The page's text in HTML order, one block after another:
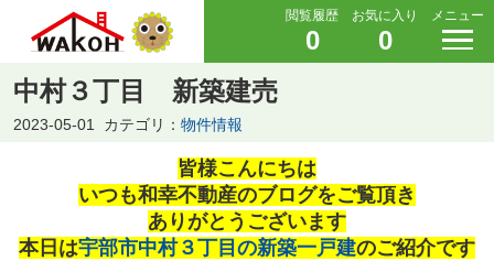
閲覧履歴
0
お気に入り
0
メニュー
中村３丁目 新築建売
2023-05-01 カテゴリ： 物件情報
皆様こんにちは
いつも和幸不動産のブログをご覧頂き
ありがとうございます
本日は宇部市中村３丁目の新築一戸建のご紹介です